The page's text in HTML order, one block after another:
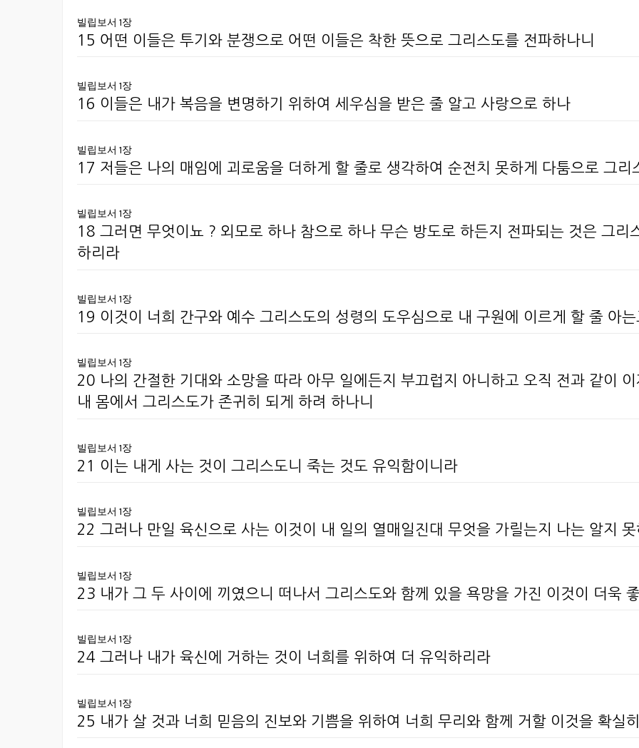
빌립보서 1장
15 어떤 이들은 투기와 분쟁으로 어떤 이들은 착한 뜻으로 그리스도를 전파하나니
빌립보서 1장
16 이들은 내가 복음을 변명하기 위하여 세우심을 받은 줄 알고 사랑으로 하나
빌립보서 1장
17 저들은 나의 매임에 괴로움을 더하게 할 줄로 생각하여 순전치 못하게 다툼으로 그리
빌립보서 1장
18 그러면 무엇이뇨 ? 외모로 하나 참으로 하나 무슨 방도로 하든지 전파되는 것은 그리
하리라
빌립보서 1장
19 이것이 너희 간구와 예수 그리스도의 성령의 도우심으로 내 구원에 이르게 할 줄 아는
빌립보서 1장
20 나의 간절한 기대와 소망을 따라 아무 일에든지 부끄럽지 아니하고 오직 전과 같이
내 몸에서 그리스도가 존귀히 되게 하려 하나니
빌립보서 1장
21 이는 내게 사는 것이 그리스도니 죽는 것도 유익함이니라
빌립보서 1장
22 그러나 만일 육신으로 사는 이것이 내 일의 열매일진대 무엇을 가릴는지 나는 알지
빌립보서 1장
23 내가 그 두 사이에 끼였으니 떠나서 그리스도와 함께 있을 욕망을 가진 이것이 더욱
빌립보서 1장
24 그러나 내가 육신에 거하는 것이 너희를 위하여 더 유익하리라
빌립보서 1장
25 내가 살 것과 너희 믿음의 진보와 기쁨을 위하여 너희 무리와 함께 거할 이것을 확실